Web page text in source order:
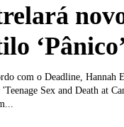
com o Deadline, Hannah
'Teenage Sex and Death at